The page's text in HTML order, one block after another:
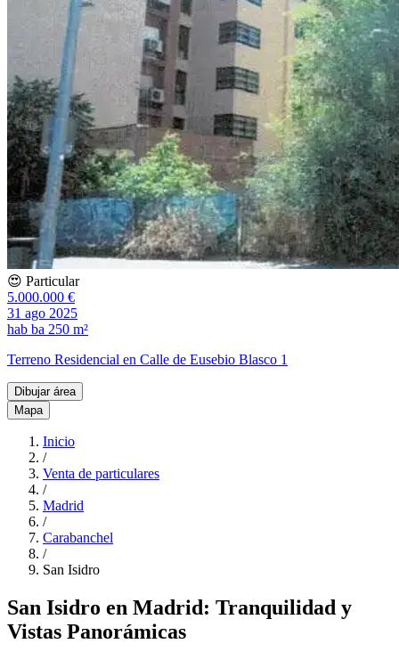
😍 Particular
5.000.000 €
31 ago 2025
hab ba 250 m²
Terreno Residencial en Calle de Eusebio Blasco 1
Dibujar área
Mapa
Inicio
/
Venta de particulares
/
Madrid
/
Carabanchel
/
San Isidro
San Isidro en Madrid: Tranquilidad y
Vistas Panorámicas